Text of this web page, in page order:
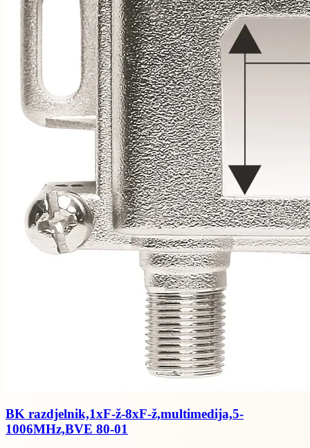
BK razdjelnik,1xF-ž-8xF-ž,multimedija,5-
1006MHz,BVE 80-01